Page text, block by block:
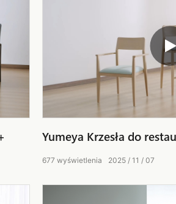
Yumeya Krzesła do
2025 11 07
677 wyświetlenia